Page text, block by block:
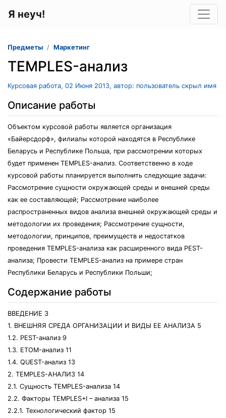
Я неуч!
Предметы Маркетинг
TEMPLES-анализ
Курсовая работа, 02 Июня 2013, автор: пользователь скрыл имя
Описание работы
Объектом курсовой работы является организация
«Байерсдорф», филиалы которой находятся в Республике
Беларусь и Республике Польша, при рассмотрении которых
будет применен TEMPLES-анализ. Соответственно в ходе
курсовой работы планируется выполнить следующие задачи:
Рассмотрение сущности окружающей среды и внешней среды
как ее составляющей; Рассмотрение наиболее
распространенных видов анализа внешней окружающей среды и
методологии их проведения; Рассмотрение сущности,
методологии, принципов, преимуществ и недостатков
проведения TEMPLES-анализа как расширенного вида PEST-
анализа; Провести TEMPLES-анализ на примере стран
Республики Беларусь и Республики Польши;
Содержание работы
ВВЕДЕНИЕ 3
1. ВНЕШНЯЯ СРЕДА ОРГАНИЗАЦИИ И ВИДЫ ЕЕ АНАЛИЗА 5
1.2. PEST-анализ 9
1.3. ETOM-анализ 11
1.4. QUEST-анализ 13
2. TEMPLES-АНАЛИЗ 14
2.1. Сущность TEMPLES-анализа 14
2.2. Факторы TEMPLES+I – анализа 15
2.2.1. Технологический фактор 15